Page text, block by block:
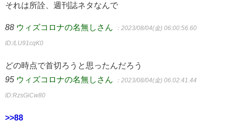
それは所詮、週刊誌ネタなんで
88 ウィズコロナの名無しさん ：2023/08/04(金) 06:00:56.60
ID:/LU91cqK0
どの時点で首切ろうと思ったんだろう
95 ウィズコロナの名無しさん ：2023/08/04(金) 06:02:41.44
ID:RzsGiCw80
>>88